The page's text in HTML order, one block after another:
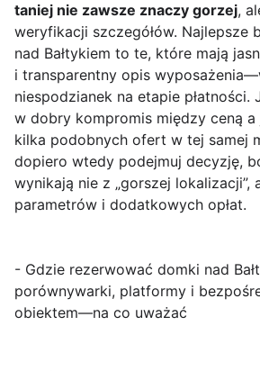
taniej nie zawsze znaczy gorzej,
weryfikacji szczegółów. Najlepsze
nad Bałtykiem to te, które mają
i transparentny opis
niespodzianek na etapie płatności.
w dobry kompromis między ceną
kilka podobnych ofert w tej samej
dopiero wtedy podejmuj decyzję,
wynikają nie z „gorszej lokalizacji”,
parametrów i dodatkowych opłat.
- Gdzie rezerwować domki nad
porównywarki, platformy i
obiektem—na co uważać